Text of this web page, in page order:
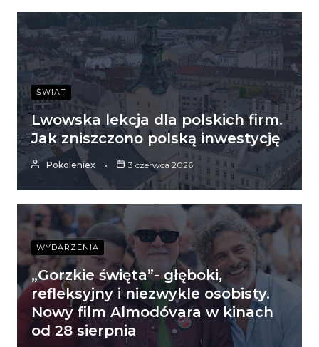
ŚWIAT
Lwowska lekcja dla polskich firm.
Jak zniszczono polską inwestycję
Pokoleniex 3 czerwca 2026
WYDARZENIA
„Gorzkie święta”- głęboki,
refleksyjny i niezwykle osobisty.
Nowy film Almodóvara w kinach
od 28 sierpnia